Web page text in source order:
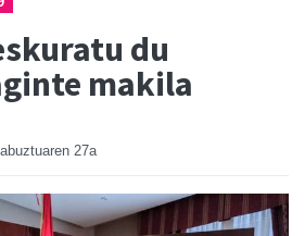
du
makila
27a